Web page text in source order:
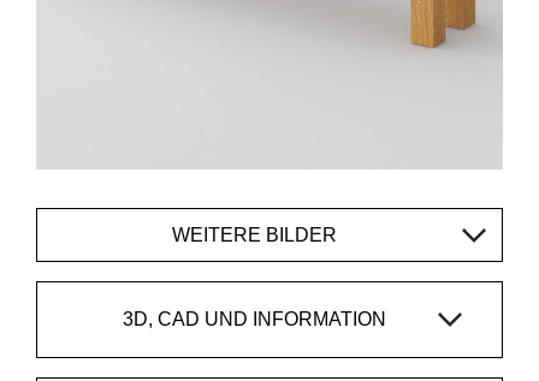
WEITERE BILDER
3D, CAD UND INFORMATION